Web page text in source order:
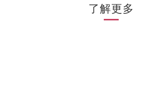
了解更多